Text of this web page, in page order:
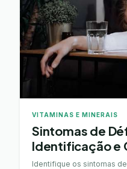
VITAMINAS E MINERAIS
Sintomas de
Identificação e
Identifique os sintomas